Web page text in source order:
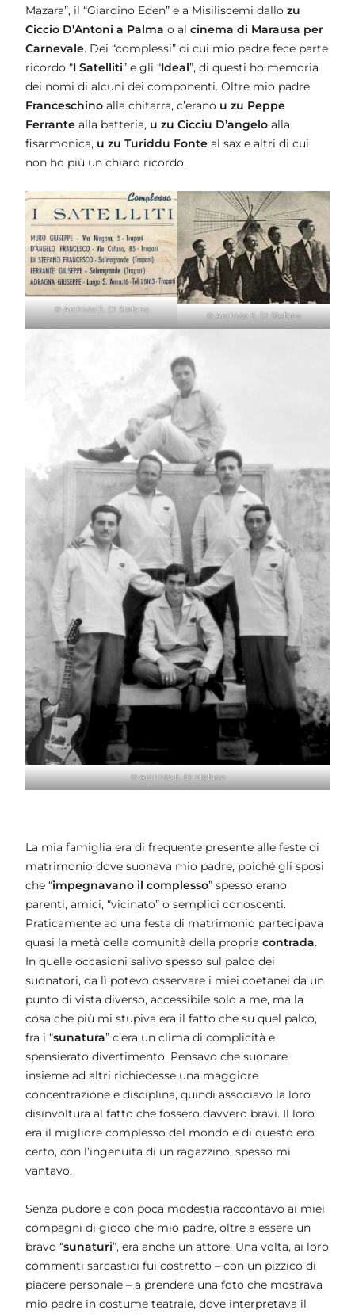
Mazara”, il “Giardino Eden” e a Misiliscemi dallo zu
Ciccio D’Antoni a Palma o al cinema di Marausa per
Carnevale. Dei “complessi” di cui mio padre fece parte
ricordo “I Satelliti” e gli “Ideal”, di questi ho memoria
dei nomi di alcuni dei componenti. Oltre mio padre
Franceschino alla chitarra, c’erano u zu Peppe
Ferrante alla batteria, u zu Cicciu D’angelo alla
fisarmonica, u zu Turiddu Fonte al sax e altri di cui
non ho più un chiaro ricordo.
© Archivio E. Di Stefano
© Archivio E. Di Stefano
© Archivio E. Di Stefano
La mia famiglia era di frequente presente alle feste di
matrimonio dove suonava mio padre, poiché gli sposi
che “impegnavano il complesso” spesso erano
parenti, amici, “vicinato” o semplici conoscenti.
Praticamente ad una festa di matrimonio partecipava
quasi la metà della comunità della propria contrada.
In quelle occasioni salivo spesso sul palco dei
suonatori, da lì potevo osservare i miei coetanei da un
punto di vista diverso, accessibile solo a me, ma la
cosa che più mi stupiva era il fatto che su quel palco,
fra i “sunatura” c’era un clima di complicità e
spensierato divertimento. Pensavo che suonare
insieme ad altri richiedesse una maggiore
concentrazione e disciplina, quindi associavo la loro
disinvoltura al fatto che fossero davvero bravi. Il loro
era il migliore complesso del mondo e di questo ero
certo, con l’ingenuità di un ragazzino, spesso mi
vantavo.
Senza pudore e con poca modestia raccontavo ai miei
compagni di gioco che mio padre, oltre a essere un
bravo “sunaturi”, era anche un attore. Una volta, ai loro
commenti sarcastici fui costretto – con un pizzico di
piacere personale – a prendere una foto che mostrava
mio padre in costume teatrale, dove interpretava il